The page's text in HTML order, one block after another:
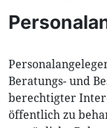
Beratungs- und
berechtigter
öffentlich zu